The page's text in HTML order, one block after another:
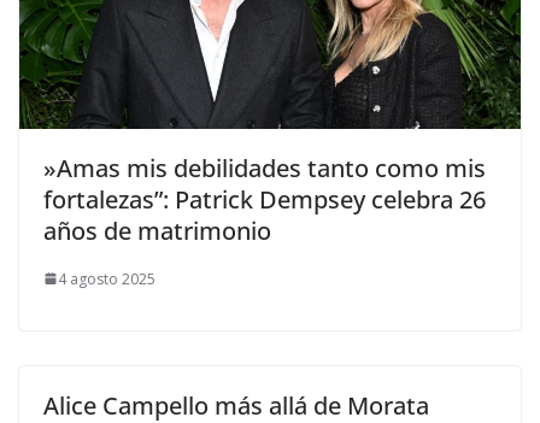
​»Amas mis debilidades tanto como mis
fortalezas”: Patrick Dempsey celebra 26
años de matrimonio
4 agosto 2025
Alice Campello más allá de Morata